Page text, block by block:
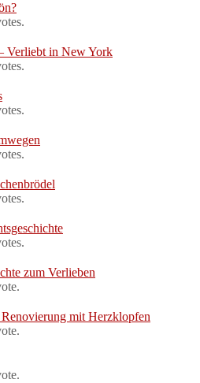
Verliebt in New York
zum Verlieben
mit Herzklopfen